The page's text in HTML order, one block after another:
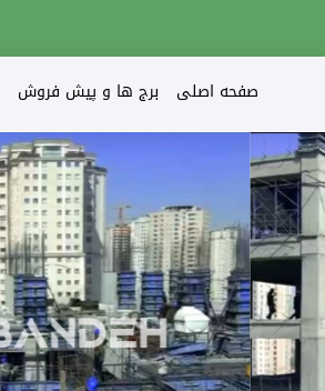
صفحه اصلی برج ها و پیش فروش